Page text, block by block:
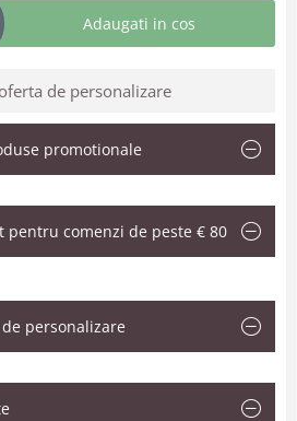
Adaugati in cos
de personalizare
promotionale
pentru comenzi de peste € 80
personalizare